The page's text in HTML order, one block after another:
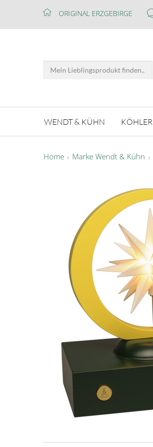
ORIGINAL ERZGEBIRGE
WENDT & KÜHN KÖHLER
Home Marke Wendt & Kühn